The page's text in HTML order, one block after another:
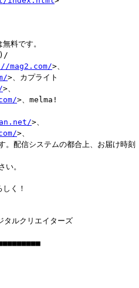
料です。
mag2.com/>、
>、カプライト
>、
>、melma!
>、
>、
。配信システムの都合上、お届け時刻
い。
しく！
クリエイターズ